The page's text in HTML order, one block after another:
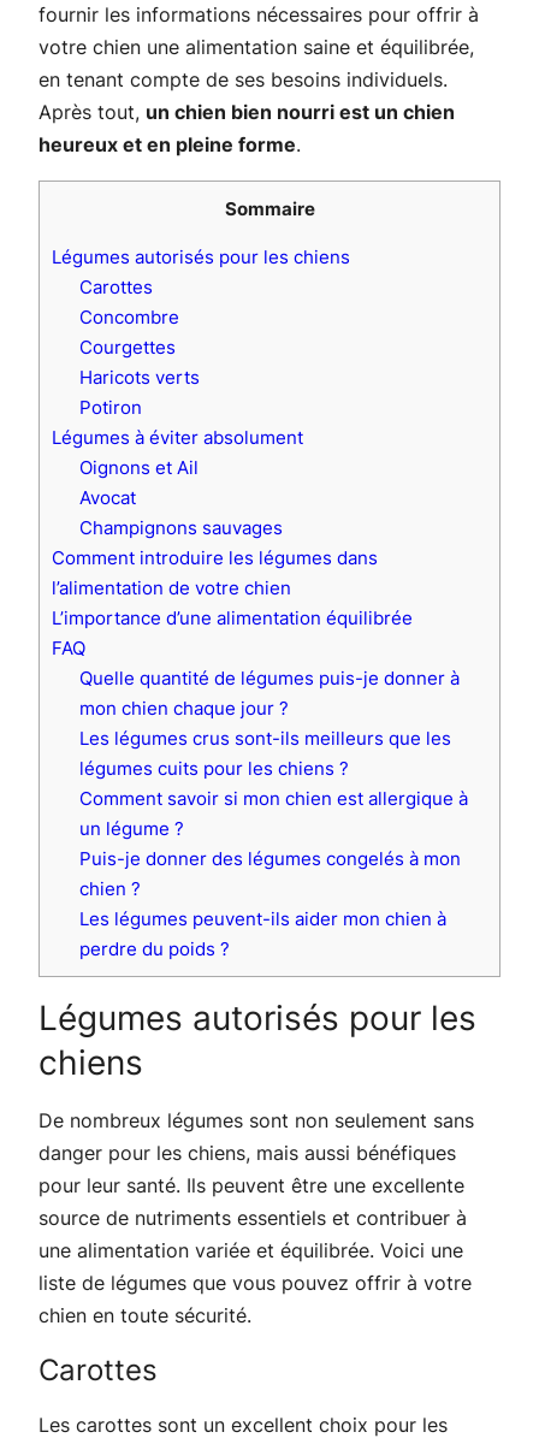
fournir les informations nécessaires pour offrir à
votre chien une alimentation saine et équilibrée,
en tenant compte de ses besoins individuels.
Après tout, un chien bien nourri est un chien
heureux et en pleine forme.
Sommaire
Légumes autorisés pour les chiens
Carottes
Concombre
Courgettes
Haricots verts
Potiron
Légumes à éviter absolument
Oignons et Ail
Avocat
Champignons sauvages
Comment introduire les légumes dans
l’alimentation de votre chien
L’importance d’une alimentation équilibrée
FAQ
Quelle quantité de légumes puis-je donner à
mon chien chaque jour ?
Les légumes crus sont-ils meilleurs que les
légumes cuits pour les chiens ?
Comment savoir si mon chien est allergique à
un légume ?
Puis-je donner des légumes congelés à mon
chien ?
Les légumes peuvent-ils aider mon chien à
perdre du poids ?
Légumes autorisés pour les
chiens
De nombreux légumes sont non seulement sans
danger pour les chiens, mais aussi bénéfiques
pour leur santé. Ils peuvent être une excellente
source de nutriments essentiels et contribuer à
une alimentation variée et équilibrée. Voici une
liste de légumes que vous pouvez offrir à votre
chien en toute sécurité.
Carottes
Les carottes sont un excellent choix pour les